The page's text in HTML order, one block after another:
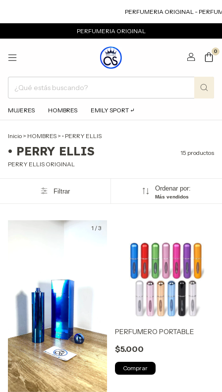
PERFUMERIA ORIGINAL -
PERFUMERIA ORIGINAL
0
MUJERES HOMBRES EMILY SPORT ⤶
Inicio > HOMBRES > • PERRY ELLIS
• PERRY ELLIS
15 productos
PERRY ELLIS ORIGINAL
Filtrar Ordenar por:
Más vendidos
1 /3
PERFUMERO PORTABLE
$5.000
Comprar